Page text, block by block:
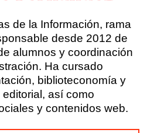
≻
de la Información, rama
desde 2012 de
alumnos y coordinación
Ha cursado
biblioteconomía y
así como
y contenidos web.